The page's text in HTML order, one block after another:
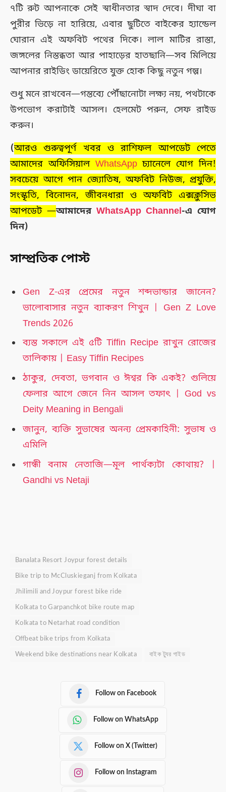
৭টি রুট আপনাকে সেই স্বাধীনতার স্বাদ দেবে। দীঘা বা
পুরীর ভিড়ে না হারিয়ে, এবার ছুটিতে বাইকের হ্যান্ডেল
ঘোরান এই অফবিট পথের দিকে। লাল মাটির রাস্তা,
জঙ্গলের নিস্তব্ধতা আর পাহাড়ের হাতছানি—সব মিলিয়ে
আপনার রাইডিং ডায়েরিতে যুক্ত হোক কিছু নতুন গল্প।
শুধু মনে রাখবেন—গন্তব্যে পৌঁছানোটা লক্ষ্য নয়, পথটাকে
উপভোগ করাটাই আসল। হেলমেট পরুন, সেফ রাইড
করুন।
(আরও গুরুত্বপূর্ণ খবর ও রাশিফল আপডেট পেতে
আমাদের অফিসিয়াল WhatsAppচ্যানেলে যোগ দিন!
সবচেয়ে আগে পান জ্যোতিষ, অফবিট নিউজ, প্রযুক্তি,
সংস্কৃতি, বিনোদন, জীবনধারা ও অফবিট এক্সক্লুসিভ
আপডেট —আমাদের WhatsApp Channel-এ যোগ
দিন)
সাম্প্রতিক পোস্ট
Gen Z-এর প্রেমের নতুন শব্দভান্ডার জানেন?
ভালোবাসার নতুন ব্যাকরণ শিখুন | Gen Z Love
Trends 2026
ব্যস্ত সকালে এই ৫টি Tiffin Recipe রাখুন রোজের
তালিকায় | Easy Tiffin Recipes
ঠাকুর, দেবতা, ভগবান ও ঈশ্বর কি একই? গুলিয়ে
ফেলার আগে জেনে নিন আসল তফাৎ | God vs
Deity Meaning in Bengali
জানুন, ব্যক্তি সুভাষের অনন্য প্রেমকাহিনী: সুভাষ ও
এমিলি
গান্ধী বনাম নেতাজি—মূল পার্থক্যটা কোথায়? |
Gandhi vs Netaji
Banalata Resort Joypur forest details
Bike trip to McCluskieganj from Kolkata
Jhilimili and Joypur forest bike ride
Kolkata to Garpanchkot bike route map
Kolkata to Netarhat road condition
Offbeat bike trips from Kolkata
Weekend bike destinations near Kolkata বাইক ট্যুর গাইড
Follow on Facebook
Follow on WhatsApp
Follow on X (Twitter)
Follow on Instagram